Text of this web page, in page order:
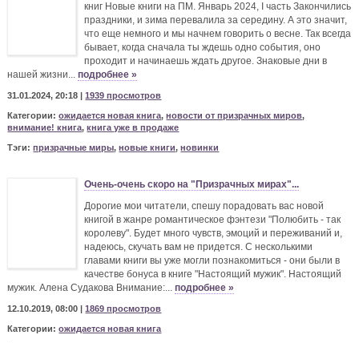
книг Новые книги на ПМ. Январь 2024, I часть Закончились
праздники, и зима перевалила за середину. А это значит,
что еще немного и мы начнем говорить о весне. Так всегда
бывает, когда сначала ты ждешь одно события, оно
проходит и начинаешь ждать другое. Знаковые дни в
нашей жизни...подробнее »
31.01.2024, 20:18 |1939 просмотров
Категории:ожидается новая книга,новости от призрачных миров,
внимание! книга,книга уже в продаже
Тэги:призрачные миры,новые книги,новинки
Очень-очень скоро на "Призрачных мирах"...
Дорогие мои читатели, спешу порадовать вас новой
книгой в жанре романтическое фэнтези "Полюбить - так
королеву". Будет много чувств, эмоций и переживаний и,
надеюсь, скучать вам не придется. С несколькими
главами книги вы уже могли познакомиться - они были в
качестве бонуса в книге "Настоящий мужик". Настоящий
мужик. Алена Судакова Внимание:...подробнее »
12.10.2019, 08:00 |1869 просмотров
Категории:ожидается новая книга